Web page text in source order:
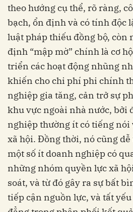
theo hướng cụ thể, rõ ràng,
bạch, ổn định và có tính độc
luật pháp thiếu đồng bộ, còn
định “mập mờ” chính là cơ
triển các hoạt động nhũng
khiến cho chi phí phi chính
nghiệp gia tăng, cản trở sự
khu vực ngoài nhà nước, bởi
nghiệp thường ít có tiếng
xã hội. Đồng thời, nó cũng
một số ít doanh nghiệp có
những nhóm quyền lực xã
soát, và từ đó gây ra sự bất
tiếp cận nguồn lực, và tất